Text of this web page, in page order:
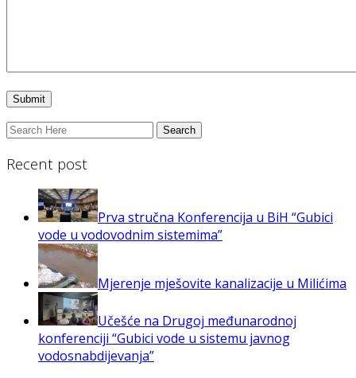
Recent post
Prva stručna Konferencija u BiH “Gubici
vode u vodovodnim sistemima”
Mjerenje mješovite kanalizacije u Milićima
Učešće na Drugoj međunarodnoj
konferenciji “Gubici vode u sistemu javnog
vodosnabdijevanja”